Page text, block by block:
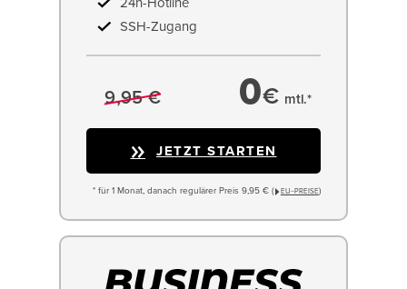
SSH-Zugang
9,95 € 0€ mtl.*
JETZT STARTEN
* für 1 Monat, danach regulärer Preis 9,95 € ( EU−PREISE)